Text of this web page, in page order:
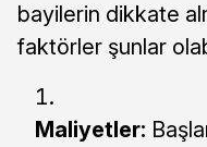
bayilerin dikkate
faktörler şunlar
Maliyetler: